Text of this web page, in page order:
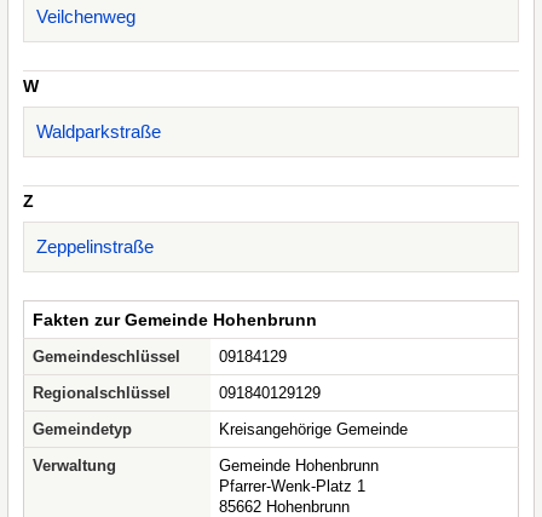
Veilchenweg
W
Waldparkstraße
Z
Zeppelinstraße
Fakten zur Gemeinde Hohenbrunn
Gemeindeschlüssel
09184129
Regionalschlüssel
091840129129
Gemeindetyp
Kreisangehörige Gemeinde
Verwaltung
Gemeinde Hohenbrunn
Pfarrer-Wenk-Platz 1
85662 Hohenbrunn